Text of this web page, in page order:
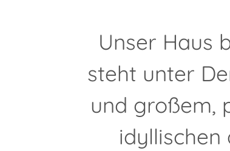
Unser Haus
steht unter
und großem,
idyllischen